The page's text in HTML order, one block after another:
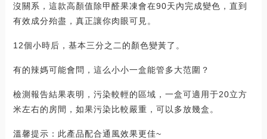
沒關系，這款高顏值除甲醛果凍會在90天內完成變色，直到
有效成分殆盡，真正讓你肉眼可見。
12個小時后，基本三分之二的顏色變黃了。
有的辣媽可能會問，這么小小一盒能管多大范圍？
檢測報告結果表明，污染較輕的區域，一盒可適用于20立方
米左右的房間，如果污染比較嚴重，可以多放幾盒。
溫馨提示：此產品配合通風效果更佳~